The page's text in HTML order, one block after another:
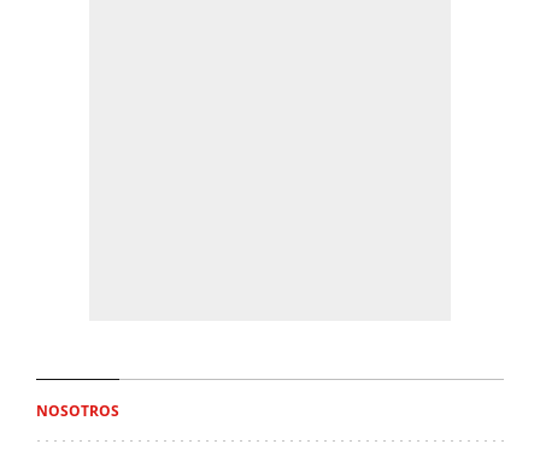
NOSOTROS